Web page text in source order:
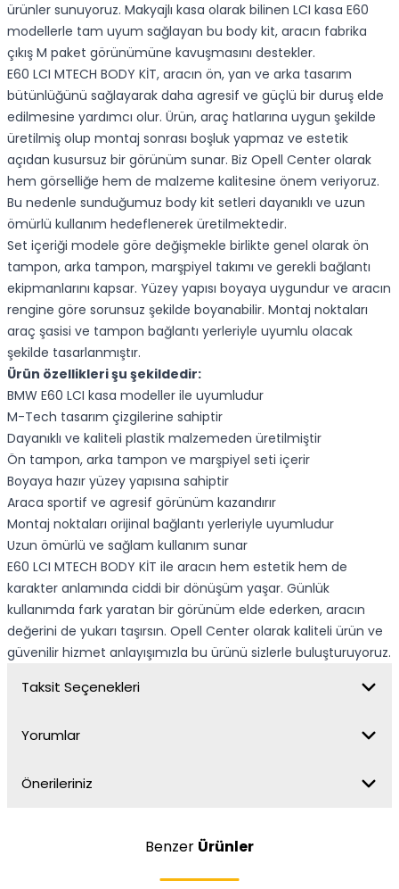
ürünler sunuyoruz. Makyajlı kasa olarak bilinen LCI kasa E60
modellerle tam uyum sağlayan bu body kit, aracın fabrika
çıkış M paket görünümüne kavuşmasını destekler.
E60 LCI MTECH BODY KİT, aracın ön, yan ve arka tasarım
bütünlüğünü sağlayarak daha agresif ve güçlü bir duruş elde
edilmesine yardımcı olur. Ürün, araç hatlarına uygun şekilde
üretilmiş olup montaj sonrası boşluk yapmaz ve estetik
açıdan kusursuz bir görünüm sunar. Biz Opell Center olarak
hem görselliğe hem de malzeme kalitesine önem veriyoruz.
Bu nedenle sunduğumuz body kit setleri dayanıklı ve uzun
ömürlü kullanım hedeflenerek üretilmektedir.
Set içeriği modele göre değişmekle birlikte genel olarak ön
tampon, arka tampon, marşpiyel takımı ve gerekli bağlantı
ekipmanlarını kapsar. Yüzey yapısı boyaya uygundur ve aracın
rengine göre sorunsuz şekilde boyanabilir. Montaj noktaları
araç şasisi ve tampon bağlantı yerleriyle uyumlu olacak
şekilde tasarlanmıştır.
Ürün özellikleri şu şekildedir:
BMW E60 LCI kasa modeller ile uyumludur
M-Tech tasarım çizgilerine sahiptir
Dayanıklı ve kaliteli plastik malzemeden üretilmiştir
Ön tampon, arka tampon ve marşpiyel seti içerir
Boyaya hazır yüzey yapısına sahiptir
Araca sportif ve agresif görünüm kazandırır
Montaj noktaları orijinal bağlantı yerleriyle uyumludur
Uzun ömürlü ve sağlam kullanım sunar
E60 LCI MTECH BODY KİT ile aracın hem estetik hem de
karakter anlamında ciddi bir dönüşüm yaşar. Günlük
kullanımda fark yaratan bir görünüm elde ederken, aracın
değerini de yukarı taşırsın. Opell Center olarak kaliteli ürün ve
güvenilir hizmet anlayışımızla bu ürünü sizlerle buluşturuyoruz.
Taksit Seçenekleri
Yorumlar
Önerileriniz
Benzer Ürünler